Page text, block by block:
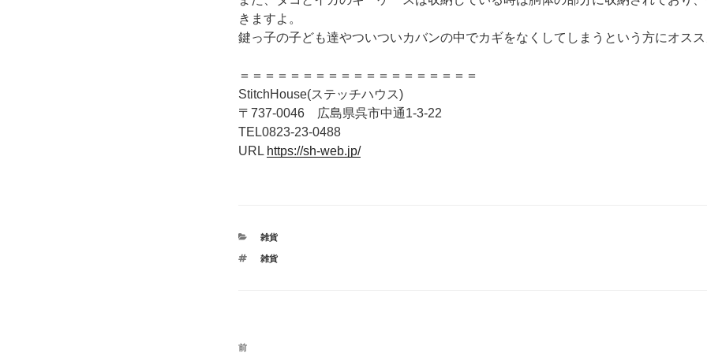
きますよ。
鍵っ子の子ども達やついついカバンの中でカギをなくしてしまうという方にオス
＝＝＝＝＝＝＝＝＝＝＝＝＝＝＝＝＝＝＝
StitchHouse(ステッチハウス)
〒737-0046 広島県呉市中通1-3-22
TEL0823-23-0488
URL https://sh-web.jp/
カ
ゴ
雑貨
タ
雑貨
投
前
前